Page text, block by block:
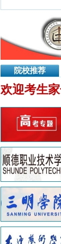
院校推荐
欢迎考生